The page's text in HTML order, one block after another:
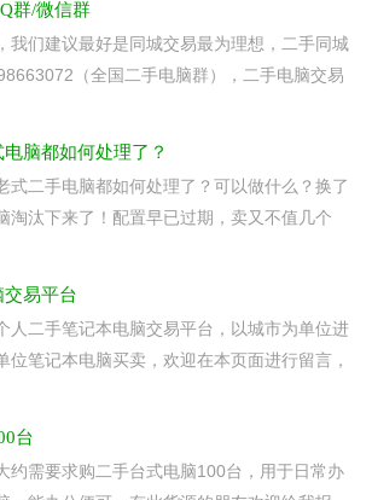
群/微信群
我们建议最好是同城交易最为理想，二手同城
（全国二手电脑群），二手电脑交易
脑都如何处理了？
式二手电脑都如何处理了？可以做什么？换了
淘汰下来了！配置早已过期，卖又不值几个
易平台
人二手笔记本电脑交易平台，以城市为单位进
位笔记本电脑买卖，欢迎在本页面进行留言，
台
约需要求购二手台式电脑100台，用于日常办